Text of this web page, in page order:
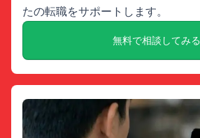
たの転職をサポートします。
無料で相談してみる